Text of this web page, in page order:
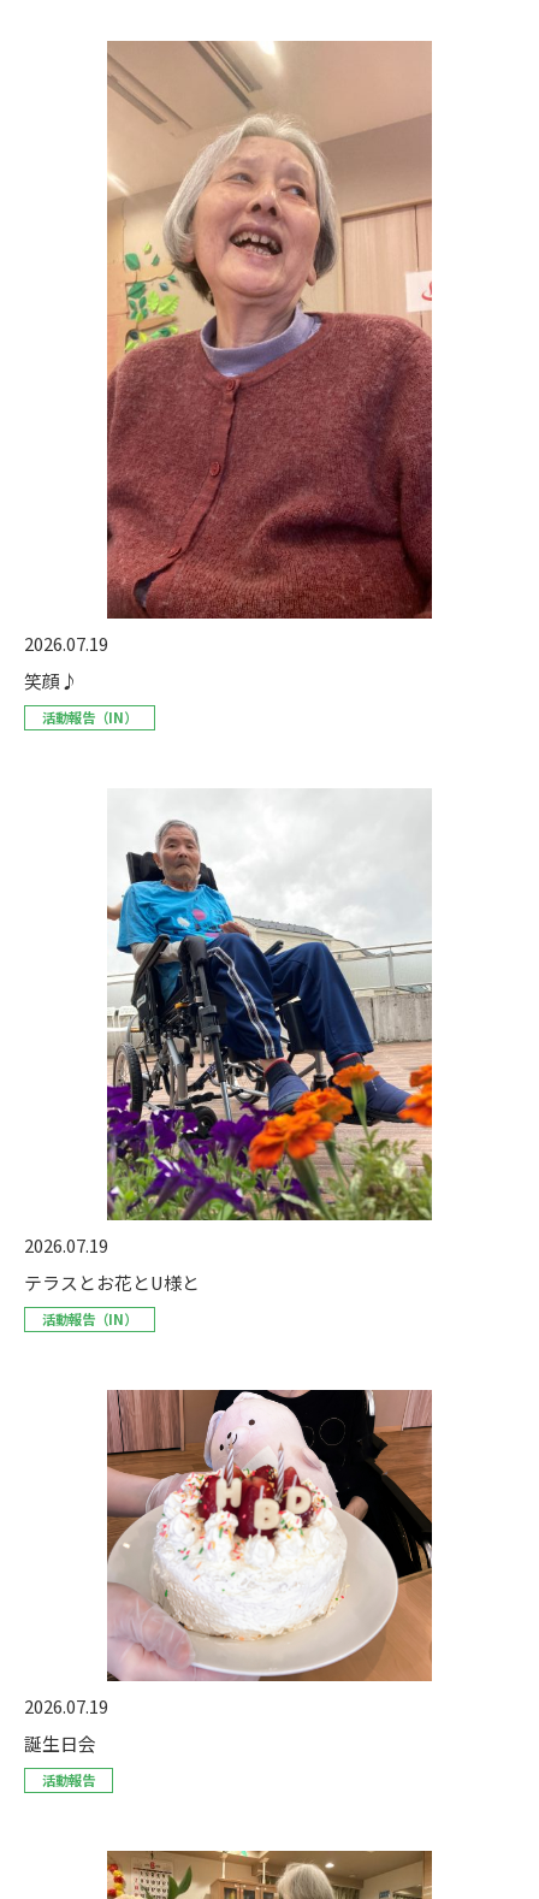
2026.07.19
笑顔♪
活動報告（IN）
2026.07.19
テラスとお花とU様と
活動報告（IN）
2026.07.19
誕生日会
活動報告